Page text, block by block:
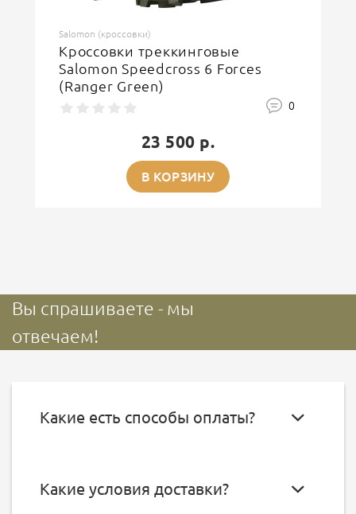
Salomon (кроссовки)
Кроссовки треккинговые
Salomon Speedcross 6 Forces
(Ranger Green)
0
23 500 р.
В КОРЗИНУ
Вы спрашиваете - мы
отвечаем!
Какие есть способы оплаты?
Какие условия доставки?